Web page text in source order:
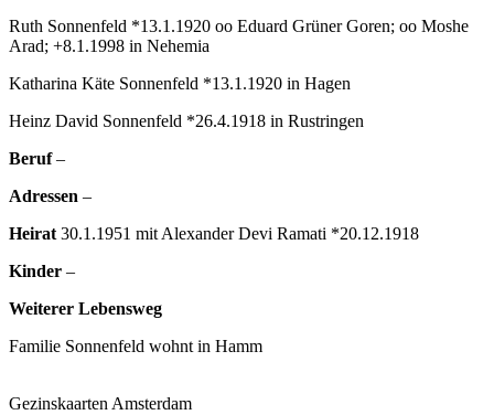
Ruth Sonnenfeld *13.1.1920 oo Eduard Grüner Goren; oo Moshe
Arad; +8.1.1998 in Nehemia
Katharina Käte Sonnenfeld *13.1.1920 in Hagen
Heinz David Sonnenfeld *26.4.1918 in Rustringen
Beruf–
Adressen –
Heirat 30.1.1951 mit Alexander Devi Ramati *20.12.1918
Kinder –
Weiterer Lebensweg
Familie Sonnenfeld wohnt in Hamm
Gezinskaarten Amsterdam